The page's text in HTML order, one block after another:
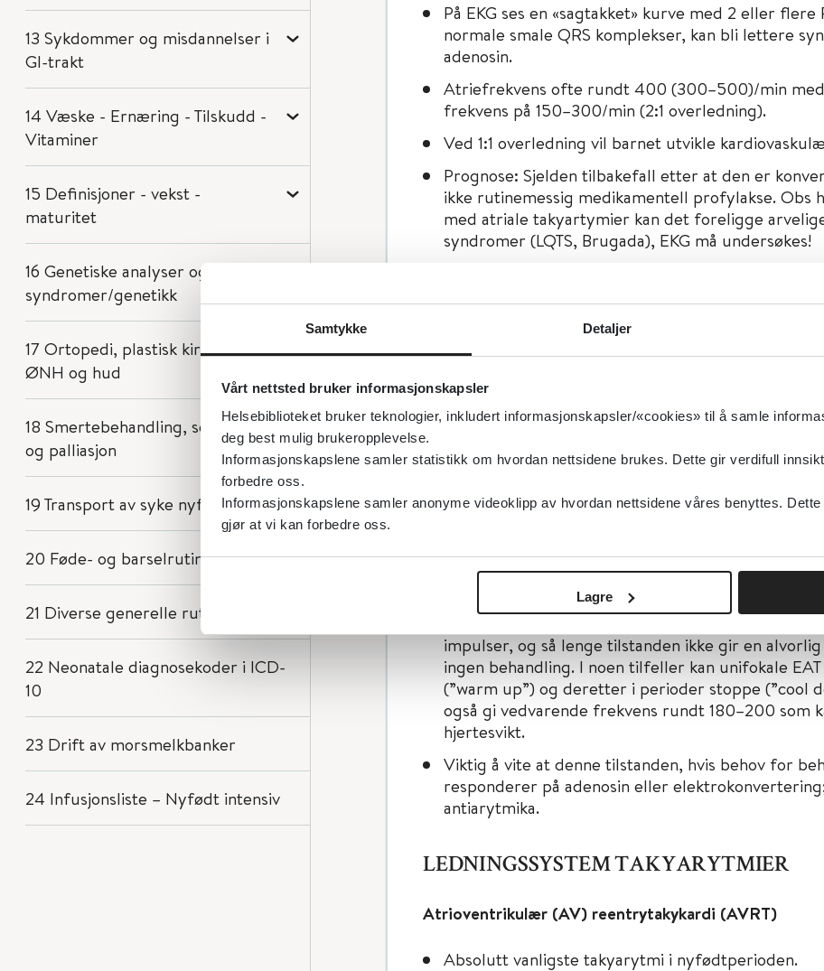
Samtykke Detaljer
Vårt nettsted bruker informasjonskapsler
Helsebiblioteket bruker teknologier, inkludert informasjonskapsler/«cookies» til å samle
deg best mulig brukeropplevelse.
Informasjonskapslene samler statistikk om hvordan nettsidene brukes. Dette gir verdifull
forbedre oss.
Informasjonskapslene samler anonyme videoklipp av hvordan nettsidene våres benyttes.
gjør at vi kan forbedre oss.
Lagre
13 Sykdommer og misdannelser i
GI-trakt
14 Væske - Ernæring - Tilskudd -
Vitaminer
15 Definisjoner - vekst -
maturitet
16 Genetiske analyser og
syndromer/genetikk
17 Ortopedi, plastisk kirurgi,
ØNH og hud
18 Smertebehandling, sedering
og palliasjon
19 Transport av syke nyfødte
20 Føde- og barselrutiner
21 Diverse generelle rutiner
22 Neonatale diagnosekoder i ICD-
10
23 Drift av morsmelkbanker
24 Infusjonsliste – Nyfødt intensiv
På EKG ses en «sagtakket» kurve med 2 eller
normale smale QRS komplekser, kan bli lettere
adenosin.
Atriefrekvens ofte rundt 400 (300–500)/min
frekvens på 150–300/min (2:1 overledning).
Ved 1:1 overledning vil barnet utvikle
Prognose: Sjelden tilbakefall etter at den er
ikke rutinemessig medikamentell profylakse. Obs
med atriale takyartymier kan det foreligge
syndromer (LQTS, Brugada), EKG må undersøkes!
Vanlig hos friske nyfødte og spedbarn. Ufarlig.
neste ventrikkelkompleks, abberant ledning eller et
kompleks etter PAC.
Ektopisk atrial takykardi (EAT)
Kjennetegnes av unormal P-takk før et normalt
kan stamme fra ett fokus (
) eller fra flere
impulser, og så lenge tilstanden ikke gir en
ingen behandling. I noen tilfeller kan unifokale
(”warm up”) og deretter i perioder stoppe (”cool
også gi vedvarende frekvens rundt 180–200 som
hjertesvikt.
Viktig å vite at denne tilstanden, hvis behov for
responderer på adenosin eller
antiarytmika.
LEDNINGSSYSTEM TAKYARYTMIER
Atrioventrikulær (AV) reentrytakykardi (AVRT)
Absolutt vanligste takyarytmi i nyfødtperioden.